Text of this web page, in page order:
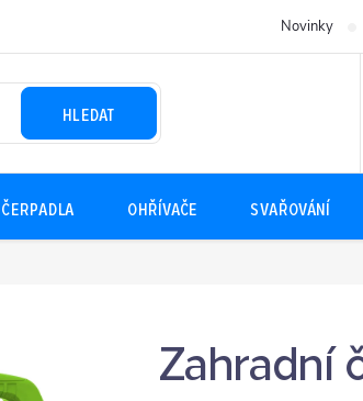
Novinky
HLEDAT
ČERPADLA OHŘÍVAČE SVAŘOVÁNÍ
Zahradní